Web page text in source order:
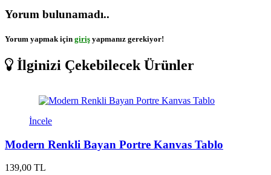
Yorum bulunamadı..
Yorum yapmak için giriş yapmanız gerekiyor!
İlginizi Çekebilecek Ürünler
İncele
Modern Renkli Bayan Portre Kanvas Tablo
139,00 TL